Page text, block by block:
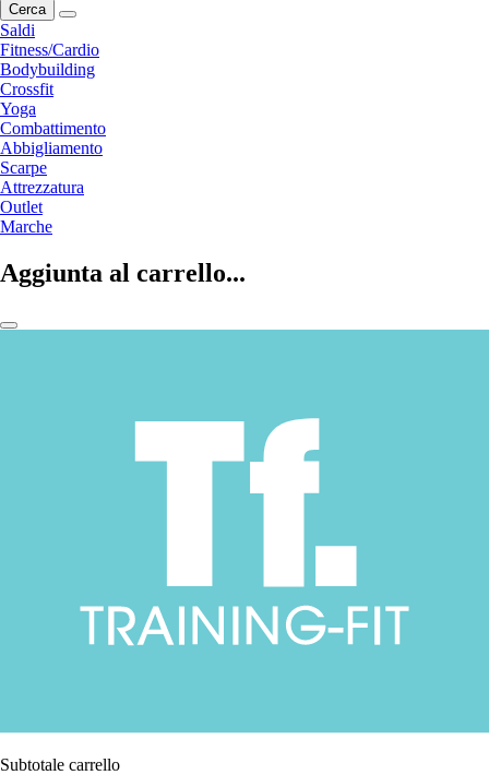
Cerca
Saldi
Fitness/Cardio
Bodybuilding
Crossfit
Yoga
Combattimento
Abbigliamento
Scarpe
Attrezzatura
Outlet
Marche
Aggiunta al carrello...
Subtotale carrello